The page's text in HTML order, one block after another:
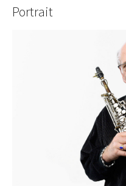
Portrait